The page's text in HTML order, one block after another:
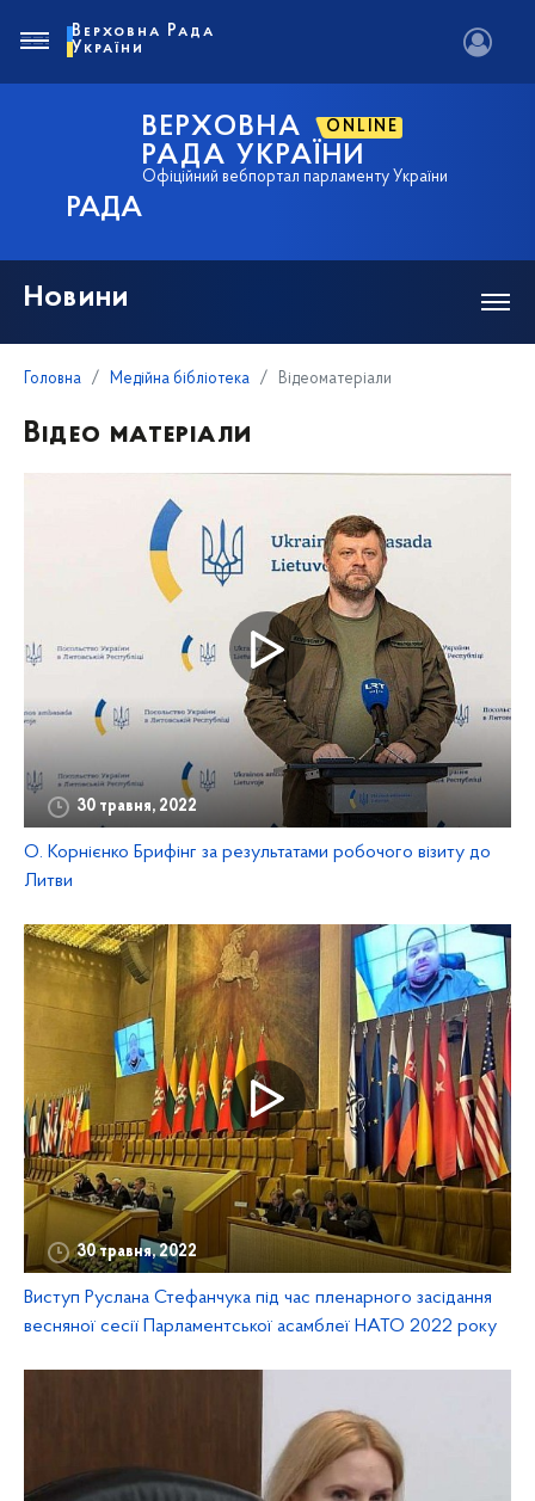
РАДА
ВЕРХОВНА ONLINE
РАДА УКРАЇНИ
Офіційний вебпортал парламенту України
Верховна Рада
України
Новини
Головна Медійна бібліотека Відеоматеріали
Відео матеріали
30 травня, 2022
О. Корнієнко Брифінг за результатами робочого візиту до
Литви
30 травня, 2022
Виступ Руслана Стефанчука під час пленарного засідання
весняної сесії Парламентської асамблеї НАТО 2022 року